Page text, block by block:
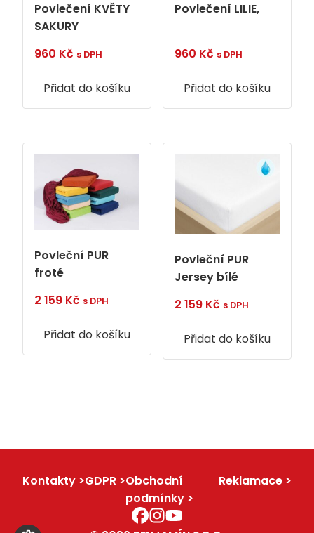
Povlečení KVĚTY
SAKURY
960 Kč s DPH
Přidat do košíku
Povlečení LILIE,
960 Kč s DPH
Přidat do košíku
Povleční PUR
froté
2 159 Kč s DPH
Přidat do košíku
Povleční PUR
Jersey bílé
2 159 Kč s DPH
Přidat do košíku
Kontakty GDPR
Obchodní
podmínky
Reklamace